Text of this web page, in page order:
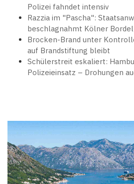
Polizei fahndet intensiv
Razzia im "Pascha":
beschlagnahmt Kölner
Brocken-Brand unter
auf Brandstiftung bleibt
Schülerstreit eskaliert:
Polizeieinsatz – Drohungen